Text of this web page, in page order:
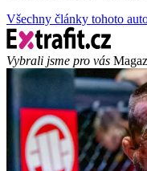
Všechny články tohoto
Vybrali jsme pro vás